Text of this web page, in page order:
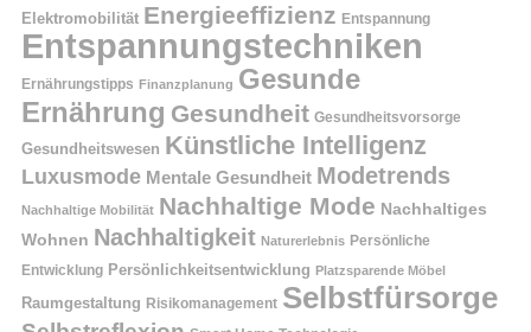
Elektromobilität Energieeffizienz Entspannung
Entspannungstechniken
Ernährungstipps Finanzplanung Gesunde
Ernährung Gesundheit Gesundheitsvorsorge
Gesundheitswesen Künstliche Intelligenz
Luxusmode Mentale Gesundheit Modetrends
Nachhaltige Mobilität Nachhaltige Mode Nachhaltiges
Wohnen Nachhaltigkeit Naturerlebnis Persönliche
Entwicklung Persönlichkeitsentwicklung Platzsparende Möbel
Raumgestaltung Risikomanagement Selbstfürsorge